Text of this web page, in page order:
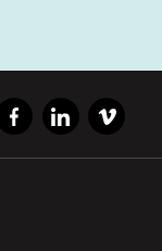
FacebookLinkedInVimeo